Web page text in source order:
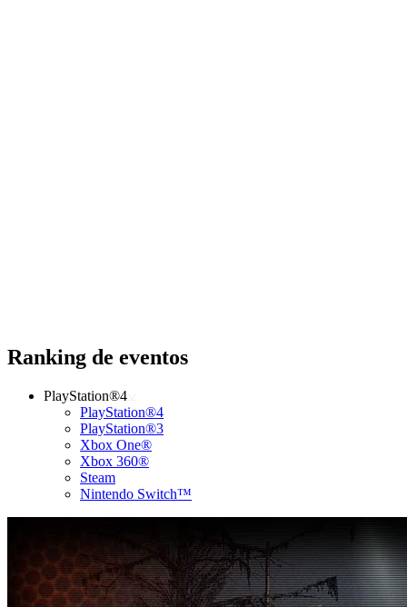
Ranking de eventos
PlayStation®4
PlayStation®4
PlayStation®3
Xbox One®
Xbox 360®
Steam
Nintendo Switch™